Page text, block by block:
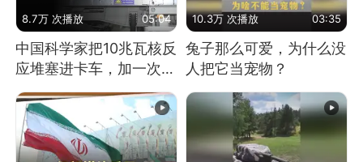
8.7万 次播放 05:04
中国科学家把10兆瓦核反
应堆塞进卡车，加一次燃
料能跑几十年
10.3万 次播放 03:35
兔子那么可爱，为什么没
人把它当宠物？